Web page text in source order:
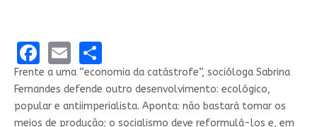
Facebook
EmailShare
Frente a uma “economia da catástrofe”, socióloga Sabrina
Fernandes defende outro desenvolvimento: ecológico,
popular e antiimperialista. Aponta: não bastará tomar os
meios de produção; o socialismo deve reformulá-los e, em